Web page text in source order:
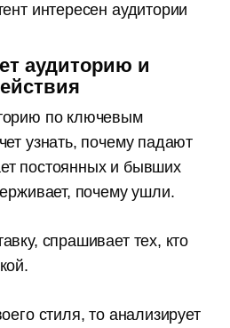
интересен аудитории
аудиторию и
по ключевым
узнать, почему падают
постоянных и бывших
почему ушли.
спрашивает тех, кто
стиля, то анализирует